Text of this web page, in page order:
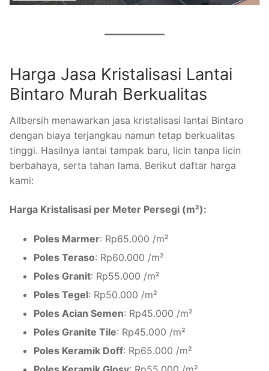
Harga Jasa Kristalisasi Lantai
Bintaro Murah Berkualitas
Allbersih menawarkan jasa kristalisasi lantai Bintaro
dengan biaya terjangkau namun tetap berkualitas
tinggi. Hasilnya lantai tampak baru, licin tanpa licin
berbahaya, serta tahan lama. Berikut daftar harga
kami:
Harga Kristalisasi per Meter Persegi (m²):
Poles Marmer: Rp65.000 /m²
Poles Teraso: Rp60.000 /m²
Poles Granit: Rp55.000 /m²
Poles Tegel: Rp50.000 /m²
Poles Acian Semen: Rp45.000 /m²
Poles Granite Tile: Rp45.000 /m²
Poles Keramik Doff: Rp65.000 /m²